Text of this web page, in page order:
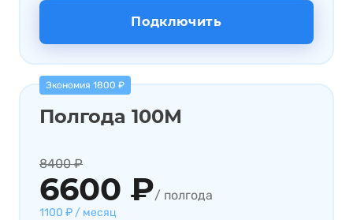
Подключить
Экономия 1800 ₽
Полгода 100М
8400 ₽
6600 ₽/ полгода
1100 ₽ / месяц